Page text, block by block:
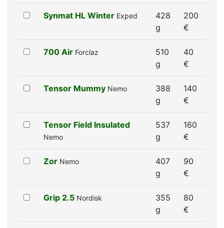
Synmat HL Winter Exped
428
g
200
€
700 Air Forclaz
510
g
40
€
Tensor Mummy Nemo
388
g
140
€
Tensor Field Insulated
Nemo
537
g
160
€
Zor Nemo
407
g
90
€
Grip 2.5 Nordisk
355
g
80
€